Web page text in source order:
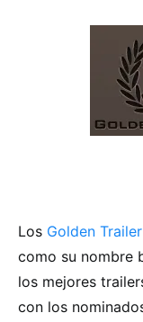
Los Golden
como su nombre
los mejores
con los